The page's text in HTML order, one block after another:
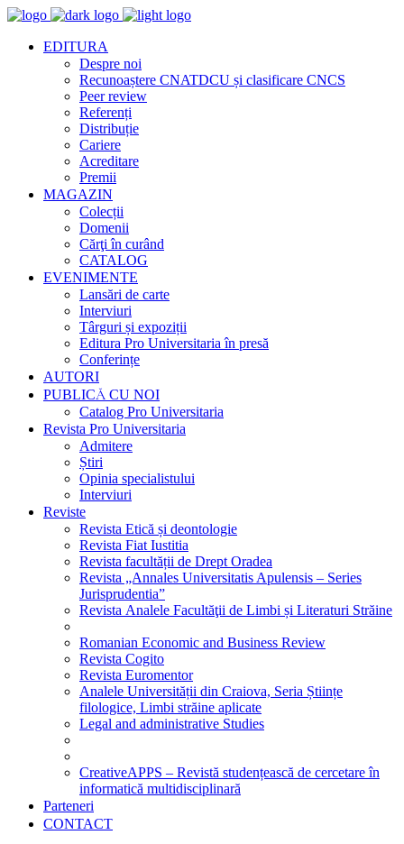
EDITURA
Despre noi
Recunoaștere CNATDCU și clasificare CNCS
Peer review
Referenți
Distribuție
Cariere
Acreditare
Premii
MAGAZIN
Colecții
Domenii
Cărţi în curând
CATALOG
EVENIMENTE
Lansări de carte
Interviuri
Târguri și expoziții
Editura Pro Universitaria în presă
Conferințe
AUTORI
PUBLICĂ CU NOI
Catalog Pro Universitaria
Revista Pro Universitaria
Admitere
Știri
Opinia specialistului
Interviuri
Reviste
Revista Etică și deontologie
Revista Fiat Iustitia
Revista facultății de Drept Oradea
Revista „Annales Universitatis Apulensis – Series
Jurisprudentia”
Revista Analele Facultăţii de Limbi și Literaturi Străine
Romanian Economic and Business Review
Revista Cogito
Revista Euromentor
Analele Universității din Craiova, Seria Științe
filologice, Limbi străine aplicate
Legal and administrative Studies
CreativeAPPS – Revistă studențească de cercetare în
informatică multidisciplinară
Parteneri
CONTACT